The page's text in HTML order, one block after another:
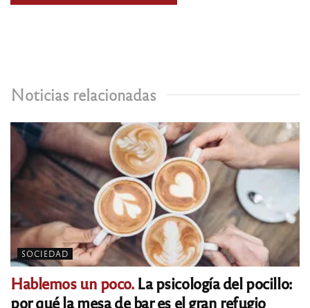
Noticias relacionadas
SOCIEDAD
Hablemos un poco.La psicología del pocillo:
por qué la mesa de bar es el gran refugio